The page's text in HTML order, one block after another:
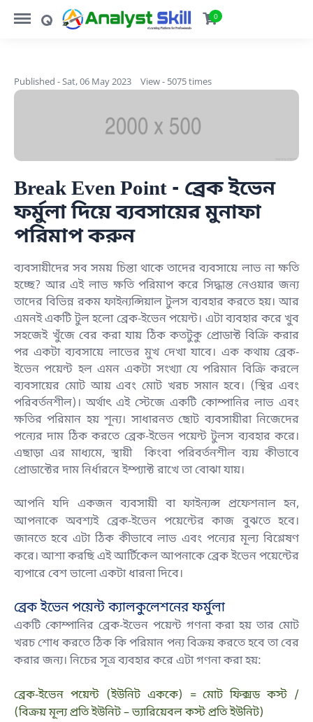
https://www.analystskill.com/menu
https://www.analystskill.com/search
0
Published - Sat, 06 May 2023 View - 5075 times
Break Even Point - ব্রেক ইভেন
ফর্মুলা দিয়ে ব্যবসায়ের মুনাফা
পরিমাপ করুন
ব্যবসায়ীদের সব সময় চিন্তা থাকে তাদের ব্যবসায়ে লাভ না ক্ষতি
হচ্ছে? আর এই লাভ ক্ষতি পরিমাপ করে সিদ্ধান্ত নেওয়ার জন্য
তাদের বিভিন্ন রকম ফাইন্যন্সিয়াল টুলস ব্যবহার করতে হয়। আর
এমনই একটি টুল হলো ব্রেক-ইভেন পয়েন্ট। এটা ব্যবহার করে খুব
সহজেই খুঁজে বের করা যায় ঠিক কতটুকু প্রোডাক্ট বিক্রি করার
পর একটা ব্যবসায়ে লাভের মুখ দেখা যাবে। এক কথায় ব্রেক-
ইভেন পয়েন্ট হল এমন একটা সংখ্যা যে পরিমান বিক্রি করলে
ব্যবসায়ের মোট আয় এবং মোট খরচ সমান হবে। (স্থির এবং
পরিবর্তনশীল)। অর্থাৎ এই স্টেজে একটি কোম্পানির লাভ এবং
ক্ষতির পরিমান হয় শূন্য। সাধারনত ছোট ব্যবসায়ীরা নিজেদের
পন্যের দাম ঠিক করতে ব্রেক-ইভেন পয়েন্ট টুলস ব্যবহার করে।
এছাড়া এর মাধ্যমে, স্থায়ী কিংবা পরিবর্তনশীল ব্যয় কীভাবে
প্রোডাক্টের দাম নির্ধারনে ইম্প্যাক্ট রাখে তা বোঝা যায়।
আপনি যদি একজন ব্যবসায়ী বা ফাইন্যন্স প্রফেশনাল হন,
আপনাকে অবশ্যই ব্রেক-ইভেন পয়েন্টের কাজ বুঝতে হবে।
জানতে হবে এটা ঠিক কীভাবে লাভ এবং পন্যের মূল্য বিশ্লেষণ
করে। আশা করছি এই আর্টিকেল আপনাকে ব্রেক ইভেন পয়েন্টের
ব্যপারে বেশ ভালো একটা ধারনা দিবে।
ব্রেক ইভেন পয়েন্ট ক্যালকুলেশনের ফর্মুলা
একটি কোম্পানির ব্রেক-ইভেন পয়েন্ট গণনা করা হয় তার মোট
খরচ শোধ করতে ঠিক কি পরিমান পন্য বিক্রয় করতে হবে তা বের
করার জন্য। নিচের সূত্র ব্যবহার করে এটা গণনা করা হয়:
ব্রেক-ইভেন পয়েন্ট (ইউনিট এককে) = মোট ফিক্সড কস্ট /
(বিক্রয় মূল্য প্রতি ইউনিট – ভ্যারিয়েবল কস্ট প্রতি ইউনিট)